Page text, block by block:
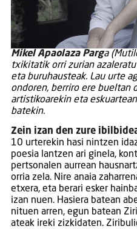
Mikel Apaolaza Parga
txikitatik orri zurian
eta buruhausteak. Lau urte
ondoren, berriro ere bueltan
artistikoarekin eta
batekin.
Zein izan den zure
10 urterekin hasi nintzen
poesia lantzen ari ginela,
pertsonalen aurrean
orria zela. Nire anaia
etxera, eta berari esker
izan nuen. Hasiera batean
nituen arren, egun batean
ateak ireki zizkidaten.